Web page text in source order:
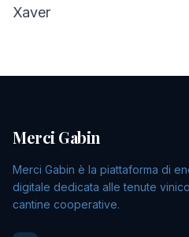
Xaver
Merci Gabin
Merci Gabin è la piattaforma di
digitale dedicata alle tenute
cantine cooperative.